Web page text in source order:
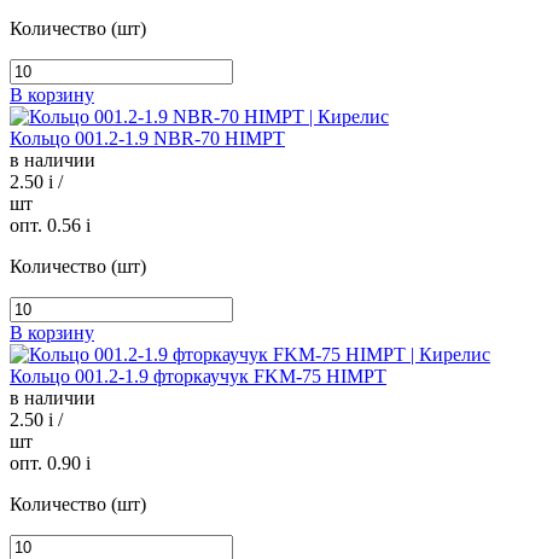
Количество (шт)
В корзину
Кольцо 001.2-1.9 NBR-70 HIMPT
в наличии
2.50 i /
шт
опт. 0.56 i
Количество (шт)
В корзину
Кольцо 001.2-1.9 фторкаучук FKM-75 HIMPT
в наличии
2.50 i /
шт
опт. 0.90 i
Количество (шт)